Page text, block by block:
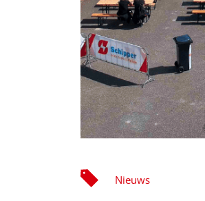
Nieuws